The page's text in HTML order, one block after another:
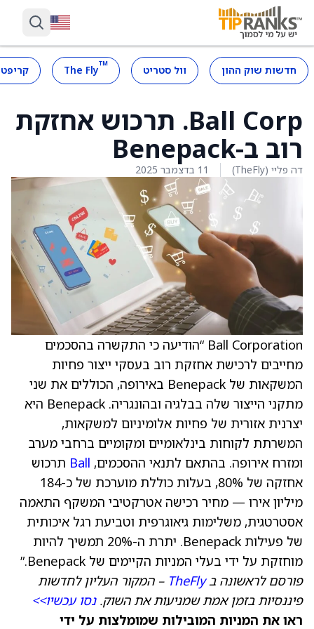
חדשות שוק ההון וול סטריט ™
The Fly
Ball Corp. תרכוש אחזקת
רוב ב-Benepack
דה פליי (TheFly) 11 בדצמבר 2025
Ball Corporation “הודיעה כי התקשרה בהסכמים
מחייבים לרכישת אחזקת רוב בעסקי ייצור פחיות
המשקאות של Benepack באירופה, הכוללים את שני
מתקני הייצור שלה בבלגיה ובהונגריה. Benepack היא
יצרנית אזורית של פחיות אלומיניום למשקאות,
המשרתת לקוחות בינלאומיים ומקומיים ברחבי מערב
ומזרח אירופה. בהתאם לתנאי ההסכמים, Ball תרכוש
אחזקה של 80%, בעלות כוללת מוערכת של כ-184
מיליון אירו — מחיר רכישה אטרקטיבי המשקף התאמה
אסטרטגית, משלימות גיאוגרפית וטביעת רגל איכותית
של פעילות Benepack. יתרת ה-20% תמשיך להיות
מוחזקת על ידי בעלי המניות הקיימים של Benepack.”
פורסם לראשונה בTheFly – המקור העליון לחדשות
פיננסיות בזמן אמת שמניעות את השוק.נסו עכשיו>>
ראו את המניות המובילות שמומלצות על ידי